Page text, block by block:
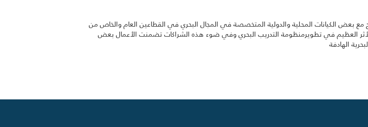
مع بعض الكيانات المحلية والدولية المتخصصة في المجال البحري في القطاعين العام والخاص من
العظيم في تطويرمنظومة التدريب البحري وفي ضوء هذه الشراكات تضمنت الأعمال بعض
الهادفة